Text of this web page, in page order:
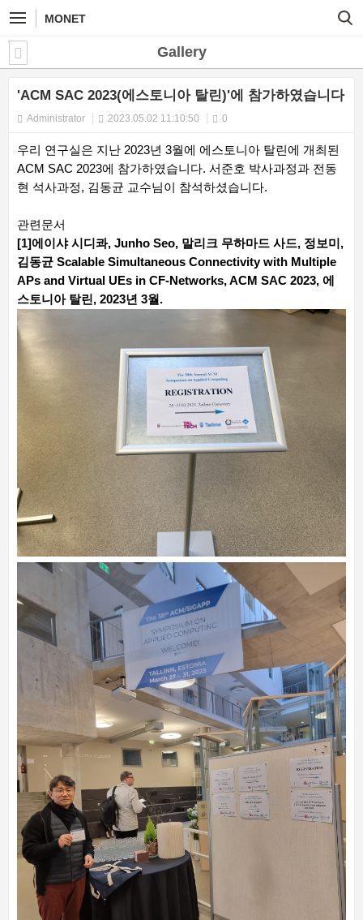
MONET
Gallery
'ACM SAC 2023(에스토니아 탈린)'에 참가하였습니다
Administrator 2023.05.02 11:10:50 0
우리 연구실은 지난 2023년 3월에 에스토니아 탈린에 개최된
ACM SAC 2023에 참가하였습니다. 서준호 박사과정과 전동
현 석사과정, 김동균 교수님이 참석하셨습니다.
관련문서
[1]에이샤 시디콰, Junho Seo, 말리크 무하마드 사드, 정보미,
김동균 Scalable Simultaneous Connectivity with Multiple
APs and Virtual UEs in CF-Networks, ACM SAC 2023, 에
스토니아 탈린, 2023년 3월.